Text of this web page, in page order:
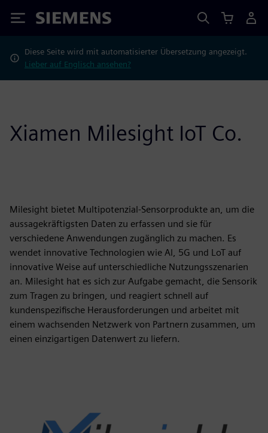
Siemens
Diese Seite wird mit automatisierter Übersetzung angezeigt.
Lieber auf Englisch ansehen?
Xiamen Milesight IoT Co.
Milesight bietet Multipotenzial-Sensorprodukte an, um die
aussagekräftigsten Daten zu erfassen und sie für
verschiedene Anwendungen zugänglich zu machen. Es
wendet innovative Technologien wie Al, 5G und LoT auf
innovative Weise auf unterschiedliche Nutzungsszenarien
an. Milesight hat es sich zur Aufgabe gemacht, die Sensorik
zum Tragen zu bringen, und reagiert schnell auf
kundenspezifische Herausforderungen und arbeitet mit
einem wachsenden Netzwerk von Partnern zusammen, um
einen einzigartigen Datenwert zu liefern.